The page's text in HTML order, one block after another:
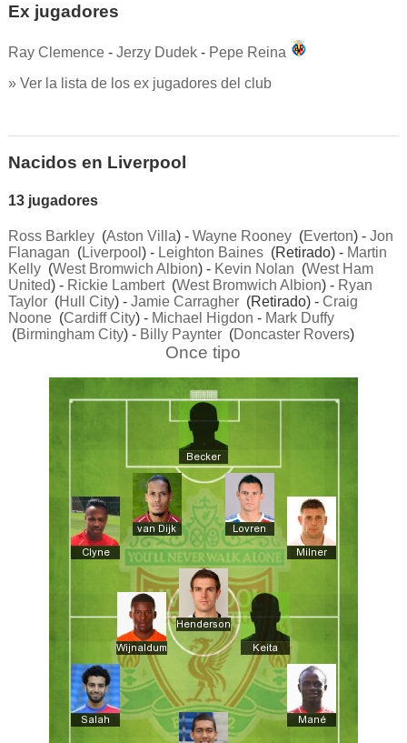
Ex jugadores
Ray Clemence- Jerzy Dudek- Pepe Reina
» Ver la lista de los ex jugadores del club
Nacidos en Liverpool
13 jugadores
Ross Barkley(Aston Villa) - Wayne Rooney(Everton) - Jon
Flanagan (Liverpool ) - Leighton Baines(Retirado) - Martin
Kelly(West Bromwich Albion) - Kevin Nolan (West Ham
United) - Rickie Lambert(West Bromwich Albion) - Ryan
Taylor(Hull City) - Jamie Carragher(Retirado) - Craig
Noone(Cardiff City) - Michael Higdon - Mark Duffy
(Birmingham City) - Billy Paynter(Doncaster Rovers)
Once tipo